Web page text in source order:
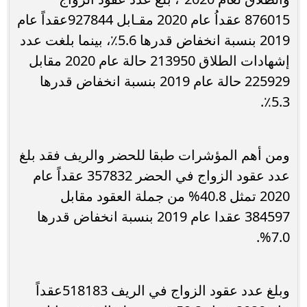
876015 عقداُ عام 2020 مقـابل 927844عقداً عام
2019 بنسبة انخفاض قدرها 5.6٪، بينما بلغت عدد
إشهادات الطلاق 213950 حالة عام 2020 مقابل
225929 حالة عام 2019 بنسبة انخفاض قدرها
5.3٪.
ومن أهم المؤشرات طبقا للحضر والريف فقد بلغ
عدد عقود الزواج في الحضر 357832 عقداً عام
2020 تمثل 40.8% من جملة العقود مقابل
384597 عقدا عام 2019 بنسبة انخفاض قدرها
7.0%.
‌وبلغ عدد عقود الزواج في الريف 518183عقداً